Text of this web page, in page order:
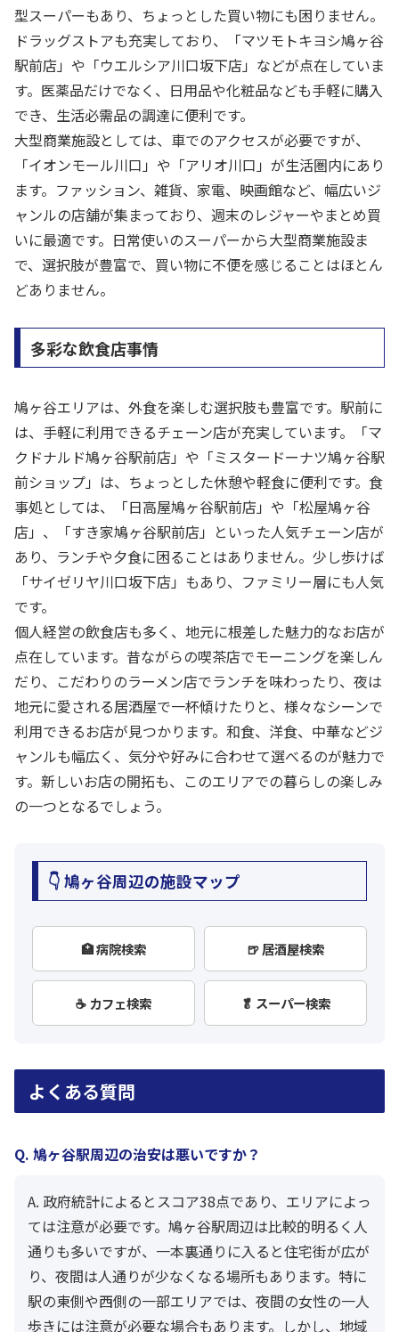
型スーパーもあり、ちょっとした買い物にも困りません。
ドラッグストアも充実しており、「マツモトキヨシ鳩ヶ谷
駅前店」や「ウエルシア川口坂下店」などが点在していま
す。医薬品だけでなく、日用品や化粧品なども手軽に購入
でき、生活必需品の調達に便利です。
大型商業施設としては、車でのアクセスが必要ですが、
「イオンモール川口」や「アリオ川口」が生活圏内にあり
ます。ファッション、雑貨、家電、映画館など、幅広いジ
ャンルの店舗が集まっており、週末のレジャーやまとめ買
いに最適です。日常使いのスーパーから大型商業施設ま
で、選択肢が豊富で、買い物に不便を感じることはほとん
どありません。
多彩な飲食店事情
鳩ヶ谷エリアは、外食を楽しむ選択肢も豊富です。駅前に
は、手軽に利用できるチェーン店が充実しています。「マ
クドナルド鳩ヶ谷駅前店」や「ミスタードーナツ鳩ヶ谷駅
前ショップ」は、ちょっとした休憩や軽食に便利です。食
事処としては、「日高屋鳩ヶ谷駅前店」や「松屋鳩ヶ谷
店」、「すき家鳩ヶ谷駅前店」といった人気チェーン店が
あり、ランチや夕食に困ることはありません。少し歩けば
「サイゼリヤ川口坂下店」もあり、ファミリー層にも人気
です。
個人経営の飲食店も多く、地元に根差した魅力的なお店が
点在しています。昔ながらの喫茶店でモーニングを楽しん
だり、こだわりのラーメン店でランチを味わったり、夜は
地元に愛される居酒屋で一杯傾けたりと、様々なシーンで
利用できるお店が見つかります。和食、洋食、中華などジ
ャンルも幅広く、気分や好みに合わせて選べるのが魅力で
す。新しいお店の開拓も、このエリアでの暮らしの楽しみ
の一つとなるでしょう。
👇 鳩ヶ谷周辺の施設マップ
🏥 病院検索 🍺 居酒屋検索
☕ カフェ検索 🥬 スーパー検索
よくある質問
Q. 鳩ヶ谷駅周辺の治安は悪いですか？
A. 政府統計によるとスコア38点であり、エリアによっ
ては注意が必要です。鳩ヶ谷駅周辺は比較的明るく人
通りも多いですが、一本裏通りに入ると住宅街が広が
り、夜間は人通りが少なくなる場所もあります。特に
駅の東側や西側の一部エリアでは、夜間の女性の一人
歩きには注意が必要な場合もあります。しかし、地域